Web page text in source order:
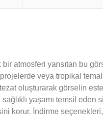
atmosferi yansıtan bu
veya tropikal
oluşturarak görselin
yaşamı temsil eden
korur. İndirme